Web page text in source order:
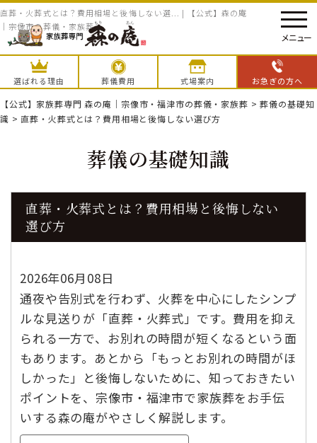
直葬・火葬式とは？費用相場と後悔しない選... | 【公式】森の庵
｜宗像市の葬儀・家族葬
選ばれる理由 葬儀費用 式場案内 お急ぎの方へ
メニュー
【公式】家族葬専門 森の庵｜宗像市・福津市の葬儀・家族葬 >葬儀の基礎知
識 > 直葬・火葬式とは？費用相場と後悔しない選び方
葬儀の基礎知識
直葬・火葬式とは？費用相場と後悔しない
選び方
2026年06月08日
通夜や告別式を行わず、火葬を中心にしたシンプ
ルな見送りが「直葬・火葬式」です。費用を抑え
られる一方で、お別れの時間が短くなるという面
もあります。あとから「もっとお別れの時間がほ
しかった」と後悔しないために、知っておきたい
ポイントを、宗像市・福津市で家族葬をお手伝
いする森の庵がやさしく解説します。